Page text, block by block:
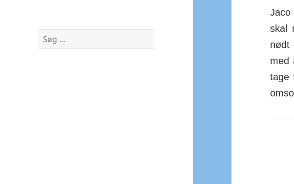
Søg
efter:
skal
nødt
med
tage